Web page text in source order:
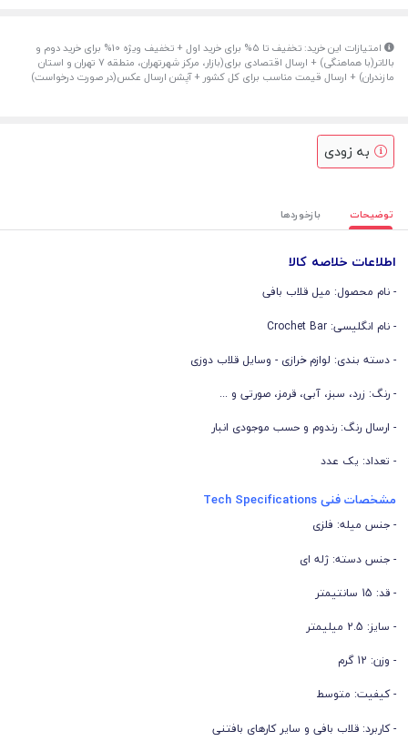
امتیازات این خرید: تخفیف تا 5% برای خرید اول + تخفیف ویژه 10% برای خرید دوم و
بالاتر(با هماهنگی) + ارسال اقتصادی برای(بازار، مرکز شهرتهران، منطقه 7 تهران و استان
مازندران) + ارسال قیمت مناسب برای کل کشور + آپشن ارسال عکس(در صورت درخواست)
به زودی
توضیحات بازخوردها
اطلاعات خلاصه کالا
- نام محصول: میل قلاب بافی
- نام انگلیسی: Crochet Bar
- دسته بندی: لوازم خرازی - وسایل قلاب دوزی
- رنگ: زرد، سبز، آبی، قرمز، صورتی و ...
- ارسال رنگ: رندوم و حسب موجودی انبار
- تعداد: یک عدد
مشخصات فنی Tech Specifications
- جنس میله: فلزی
- جنس دسته: ژله ای
- قد: 15 سانتیمتر
- سایز: 2.5 میلیمتر
- وزن: 12 گرم
- کیفیت: متوسط
- کاربرد: قلاب بافی و سایر کارهای بافتنی